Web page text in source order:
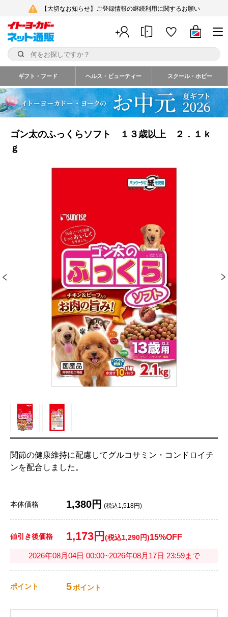
【大切なお知らせ】ご登録情報の継続利用に関するお願い
ギフト・フード ヘルス・ビューティー スクール・ホビー
ゴン太のふっくらソフト １３歳以上 ２．１ｋ
ｇ
関節の健康維持に配慮してグルコサミン・コンドロイチ
ンを配合しました。
本体価格 1,380円 (税込1,518円)
値引き後価格 1,173円 (税込1,290円)15%OFF
2026年08月04日 00:00~2026年08月17日 23:59まで
ポイント 5ポイント